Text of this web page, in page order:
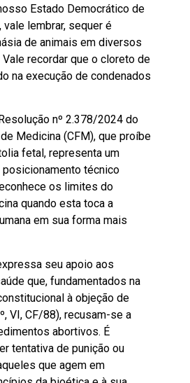
Estado Democrático de
vale lembrar, sequer é
de animais em diversos
recordar que o cloreto de
na execução de condenados
nº 2.378/2024 do
Medicina (CFM), que proíbe
fetal, representa um
posicionamento técnico
os limites do
quando esta toca a
em sua forma mais
seu apoio aos
que, fundamentados na
à objeção de
VI, CF/88), recusam-se a
abortivos. É
tentativa de punição ou
que agem em